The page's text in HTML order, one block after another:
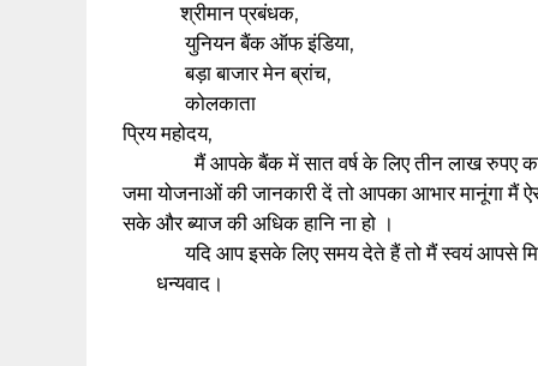
श्रीमान प्रबंधक,
युनियन बैंक ऑफ इंडिया,
बड़ा बाजार मेन ब्रांच,
कोलकाता
प्रिय महोदय,
मैं आपके बैंक में सात वर्ष के लिए तीन लाख रुपए का
जमा योजनाओं की जानकारी दें तो आपका आभार मानूंगा मैं
सके और ब्याज की अधिक हानि ना हो ।
यदि आप इसके लिए समय देते हैं तो मैं स्वयं आपसे
धन्यवाद।